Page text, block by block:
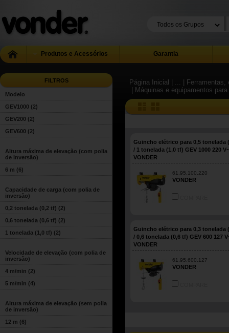
Produtos e Acessórios Garantia
FILTROS
Modelo
GEV1000 (2)
GEV200 (2)
GEV600 (2)
Altura máxima de elevação (com polia
de inversão)
6 m (6)
Capacidade de carga (com polia de
inversão)
0,2 tonelada (0,2 tf) (2)
0,6 tonelada (0,6 tf) (2)
1 tonelada (1,0 tf) (2)
Velocidade de elevação (com polia de
inversão)
4 m/min (2)
5 m/min (4)
Altura máxima de elevação (sem polia
de inversão)
12 m (6)
Página Inicial | ...
|
| Máquinas e equipamentos
Guincho elétrico para 0,5 tonelada
/ 1 tonelada (1,0 tf) GEV 1000 220 V~
VONDER
61.95.100.220
VONDER
Guincho elétrico para 0,3 tonelada
/ 0,6 tonelada (0,6 tf) GEV 600 127
VONDER
61.95.600.127
VONDER